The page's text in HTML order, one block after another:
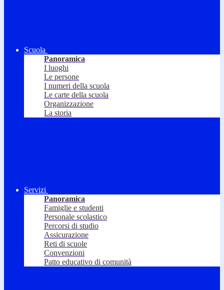
Scuola
Panoramica
I luoghi
Le persone
I numeri della scuola
Le carte della scuola
Organizzazione
La storia
Servizi
Panoramica
Famiglie e studenti
Personale scolastico
Percorsi di studio
Assicurazione
Reti di scuole
Convenzioni
Patto educativo di comunità